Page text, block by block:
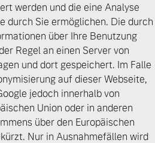
werden und die eine Analyse
durch Sie ermöglichen. Die durch
über Ihre Benutzung
Regel an einen Server von
und dort gespeichert. Im Falle
auf dieser Webseite,
jedoch innerhalb von
Union oder in anderen
über den Europäischen
Nur in Ausnahmefällen wird